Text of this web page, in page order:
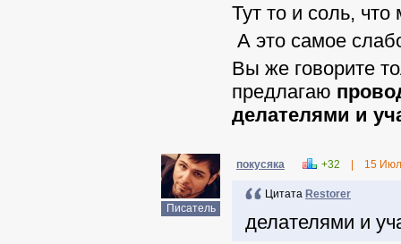
Тут то и соль,
А это самое
Вы же говорите
предлагаю
делателями и
Писатель
покусяка +32 15
Цитата Restorer
делателями и